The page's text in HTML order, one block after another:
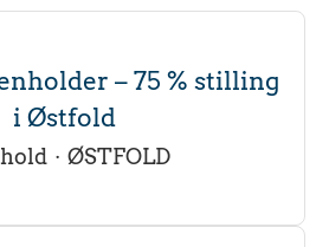
– 75 % stilling
i Østfold
· ØSTFOLD